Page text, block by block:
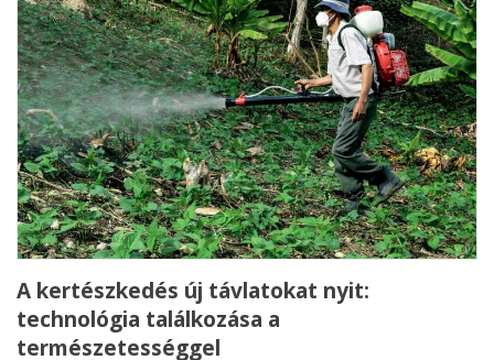
A kertészkedés új távlatokat nyit:
technológia találkozása a
természetességgel